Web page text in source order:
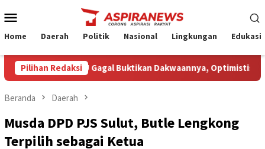
ke
Mobile
Home Daerah Politik Nasional Lingkungan Edukasi
Pilihan Redaksi
Amin Nilai JPU Gagal Buktikan Dakwaannya, Optimistis
Beranda Daerah
Musda DPD PJS Sulut, Butle Lengkong
Terpilih sebagai Ketua